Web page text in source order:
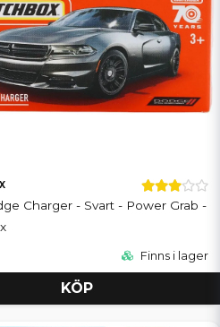
Charger - Svart - Power Grab -
Finns i lager
KÖP